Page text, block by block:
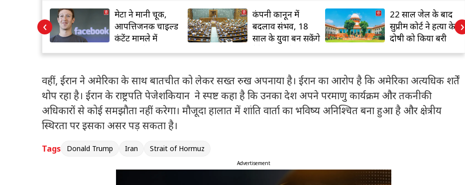
चाइल्ड
ने मांगी माफी
कंपनी कानून में
बदलाव संभव, 18
साल के युवा बन सकेंगे
मैनेजिंग डायरेक्टर
22 साल जेल के बाद
सुप्रीम कोर्ट ने हत्या के
दोषी को किया बरी
राहुल गांधी जैसे
विपक्षी नेता देश के
लिए दुर्भाग्यपूर्ण:
गिरिराज सिंह
‹ ›
वहीं, ईरानने अमेरिका के साथ बातचीत को लेकर सख्त रुख अपनाया है। ईरान का आरोप है कि अमेरिका अत्यधिक शर्तें
थोप रहा है। ईरान के राष्ट्रपतिपेजेशकियान ने स्पष्ट कहा है कि उनका देश अपने परमाणु कार्यक्रम और तकनीकी
अधिकारों से कोई समझौता नहीं करेगा। मौजूदा हालात में शांति वार्ता का भविष्य अनिश्चित बना हुआ है और क्षेत्रीय
स्थिरता पर इसका असर पड़ सकता है।
Tags Donald Trump Iran Strait of Hormuz
Advertisement